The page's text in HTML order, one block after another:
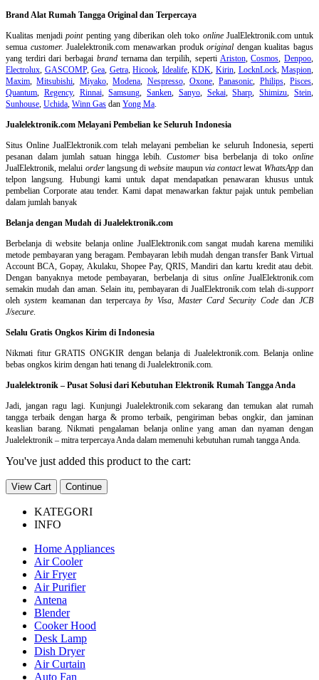
Brand Alat Rumah Tangga Original dan Terpercaya
Kualitas menjadipointpenting yang diberikan oleh toko onlineJualElektronik.com untuk
semua customer. Jualelektronik.com menawarkan produkoriginal dengan kualitas bagus
yang terdiri dari berbagai brandternama dan terpilih, seperti Ariston,Cosmos,Denpoo,
Electrolux, GASCOMP,Gea, Getra,Hicook, Idealife,KDK, Kirin, LocknLock,Maspion,
Maxim,Mitsubishi, Miyako,Modena, Nespresso, Oxone,Panasonic, Philips, Pisces,
Quantum, Regency, Rinnai,Samsung,Sanken, Sanyo, Sekai,Sharp,Shimizu,Stein,
Sunhouse, Uchida, Winn Gas dan Yong Ma.
Jualelektronik.com Melayani Pembelian ke Seluruh Indonesia
Situs Online JualElektronik.com telah melayani pembelian ke seluruh Indonesia, seperti
pesanan dalam jumlah satuan hingga lebih. Customerbisa berbelanja di tokoonline
JualElektronik, melalui orderlangsung diwebsite maupun via contactlewat WhatsAppdan
telpon langsung. Hubungi kami untuk dapat mendapatkan penawaran khusus untuk
pembelian Corporate atau tender. Kami dapat menawarkan faktur pajak untuk pembelian
dalam jumlah banyak
Belanja dengan Mudah di Jualelektronik.com
Berbelanja diwebsite belanja online JualElektronik.com sangat mudah karena memiliki
metode pembayaran yang beragam. Pembayaran lebih mudah dengan transfer Bank Virtual
Account BCA, Gopay, Akulaku, Shopee Pay, QRIS, Mandiri dan kartu kredit atau debit.
Dengan banyaknya metode pembayaran, berbelanja di situs onlineJualElektronik.com
semakin mudah dan aman. Selain itu, pembayaran di JualElektronik.com telah di-support
olehsystem keamanan dan terpercayaby Visa, Master Card Security Codedan JCB
J/secure.
Selalu Gratis Ongkos Kirim di Indonesia
Nikmati fitur GRATIS ONGKIR dengan belanja di Jualelektronik.com. Belanja online
bebas ongkos kirim dengan hati tenang di Jualelektronik.com.
Jualelektronik – Pusat Solusi dari Kebutuhan Elektronik Rumah Tangga Anda
Jadi, jangan ragu lagi. Kunjungi Jualelektronik.com sekarang dan temukan alat rumah
tangga terbaik dengan harga & promo terbaik, pengiriman bebas ongkir, dan jaminan
keaslian barang. Nikmati pengalaman belanja online yang aman dan nyaman dengan
Jualelektronik – mitra terpercaya Anda dalam memenuhi kebutuhan rumah tangga Anda.
You've just added this product to the cart:
View Cart Continue
KATEGORI
INFO
Home Appliances
Air Cooler
Air Fryer
Air Purifier
Antena
Blender
Cooker Hood
Desk Lamp
Dish Dryer
Air Curtain
Auto Fan